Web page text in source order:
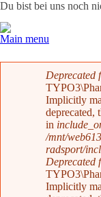
Du bist bei uns noch
Main menu
Deprecated
Implicitly
deprecated,
in
/mnt/
radsport/
Deprecated
Implicitly